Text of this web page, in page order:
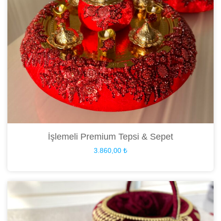
İşlemeli Premium Tepsi & Sepet
3.860,00 ₺